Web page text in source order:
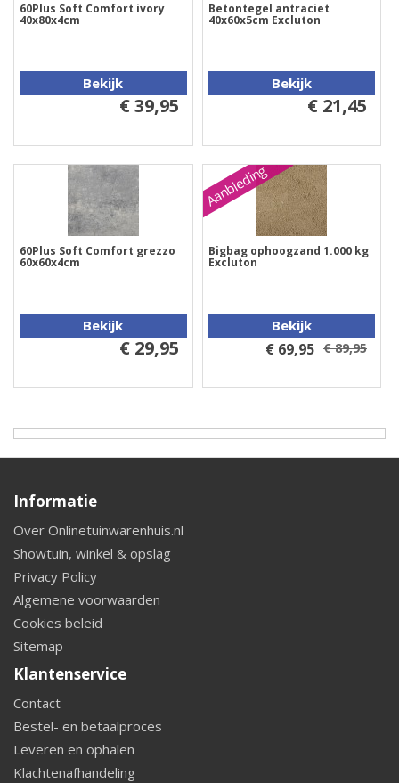
60Plus Soft Comfort ivory
40x80x4cm
Bekijk
€ 39,95
Betontegel antraciet
40x60x5cm Excluton
Bekijk
€ 21,45
60Plus Soft Comfort grezzo
60x60x4cm
Bekijk
€ 29,95
Aanbieding
Bigbag ophoogzand 1.000 kg
Excluton
Bekijk
€ 69,95 € 89,95
Informatie
Over Onlinetuinwarenhuis.nl
Showtuin, winkel & opslag
Privacy Policy
Algemene voorwaarden
Cookies beleid
Sitemap
Klantenservice
Contact
Bestel- en betaalproces
Leveren en ophalen
Klachtenafhandeling